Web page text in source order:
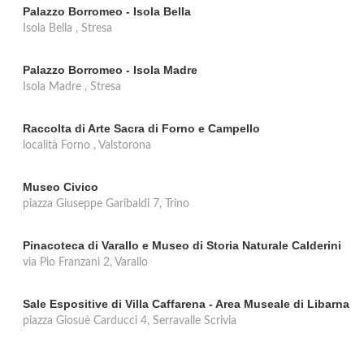
Palazzo Borromeo - Isola Bella
Isola Bella , Stresa
Palazzo Borromeo - Isola Madre
Isola Madre , Stresa
Raccolta di Arte Sacra di Forno e Campello
località Forno , Valstorona
Museo Civico
piazza Giuseppe Garibaldi 7, Trino
Pinacoteca di Varallo e Museo di Storia Naturale Calderini
via Pio Franzani 2, Varallo
Sale Espositive di Villa Caffarena - Area Museale di Libarna
piazza Giosuè Carducci 4, Serravalle Scrivia